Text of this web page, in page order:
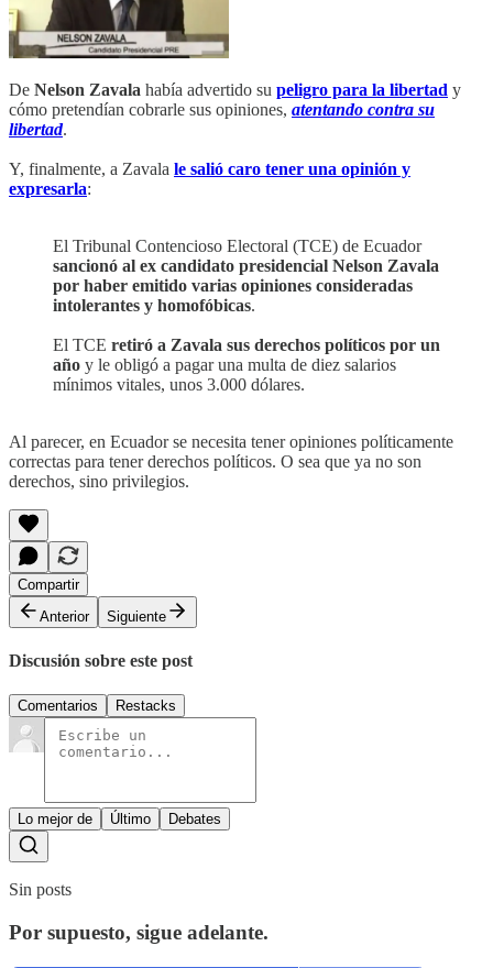
De Nelson Zavala había advertido su peligro para la libertad y
cómo pretendían cobrarle sus opiniones, atentando contra su
libertad.
Y, finalmente, a Zavala le salió caro tener una opinión y
expresarla:
El Tribunal Contencioso Electoral (TCE) de Ecuador
sancionó al ex candidato presidencial Nelson Zavala
por haber emitido varias opiniones consideradas
intolerantes y homofóbicas.
El TCE retiró a Zavala sus derechos políticos por un
año y le obligó a pagar una multa de diez salarios
mínimos vitales, unos 3.000 dólares.
Al parecer, en Ecuador se necesita tener opiniones políticamente
correctas para tener derechos políticos. O sea que ya no son
derechos, sino privilegios.
Compartir
Anterior
Siguiente
Discusión sobre este post
Comentarios Restacks
Lo mejor de Último Debates
Sin posts
Por supuesto, sigue adelante.